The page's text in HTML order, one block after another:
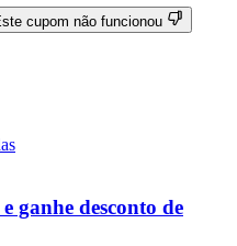
cupom não funcionou
ganhe desconto de